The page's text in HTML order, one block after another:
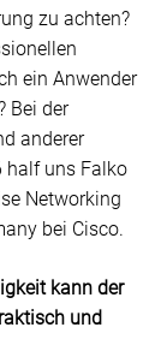
zu achten?
ein Anwender
Bei der
anderer
half uns Falko
Networking
bei Cisco.
kann der
und